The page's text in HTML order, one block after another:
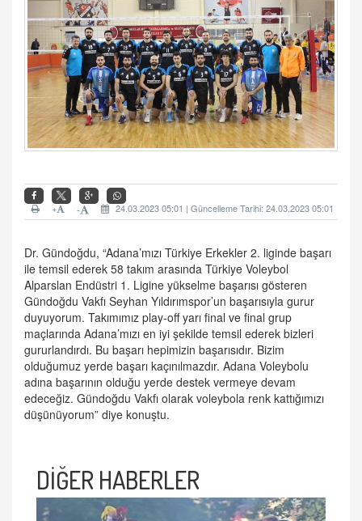
24.03.2023 05:01 | Güncelleme Tarihi: 24.03.2023 05:01
-
+
Dr. Gündoğdu, “Adana’mızı Türkiye Erkekler 2. liginde başarı
ile temsil ederek 58 takım arasında Türkiye Voleybol
Alparslan Endüstri 1. Ligine yükselme başarısı gösteren
Gündoğdu Vakfı Seyhan Yıldırımspor’un başarısıyla gurur
duyuyorum. Takımımız play-off yarı final ve final grup
maçlarında Adana’mızı en iyi şekilde temsil ederek bizleri
gururlandırdı. Bu başarı hepimizin başarısıdır. Bizim
olduğumuz yerde başarı kaçınılmazdır. Adana Voleybolu
adına başarının olduğu yerde destek vermeye devam
edeceğiz. Gündoğdu Vakfı olarak voleybola renk kattığımızı
düşünüyorum” diye konuştu.
DİĞER HABERLER